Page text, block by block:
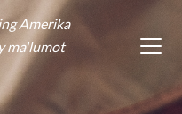
Amerika
ma'lumot